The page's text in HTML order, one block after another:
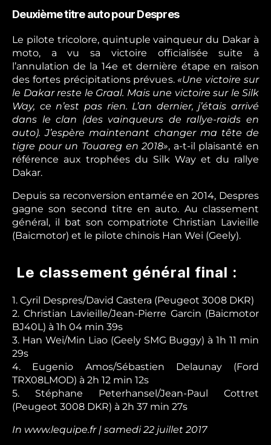
Deuxième titre auto pour Despres
Le pilote tricolore, quintuple vainqueur du Dakar à
moto, a vu sa victoire officialisée suite à
l’annulation de la 14e et dernière étape en raison
des fortes précipitations prévues. «Une victoire sur
le Dakar reste le Graal. Mais une victoire sur le Silk
Way, ce n’est pas rien. L’an dernier, j’étais arrivé
dans le clan (des vainqueurs de rallye-raids en
auto). J’espère maintenant changer ma tête de
tigre pour un Touareg en 2018», a-t-il plaisanté en
référence aux trophées du Silk Way et du rallye
Dakar.
Depuis sa reconversion entamée en 2014, Despres
gagne son second titre en auto. Au classement
général, il bat son compatriote Christian Lavieille
(Baicmotor) et le pilote chinois Han Wei (Geely).
Le classement général final :
1. Cyril Despres/David Castera (Peugeot 3008 DKR)
2. Christian Lavieille/Jean-Pierre Garcin (Baicmotor
BJ40L) à 1h 04 min 39s
3. Han Wei/Min Liao (Geely SMG Buggy) à 1h 11 min
29s
4. Eugenio Amos/Sébastien Delaunay (Ford
TRX08LMOD) à 2h 12 min 12s
5. Stéphane Peterhansel/Jean-Paul Cottret
(Peugeot 3008 DKR) à 2h 37 min 27s
In www.lequipe.fr | samedi 22 juillet 2017